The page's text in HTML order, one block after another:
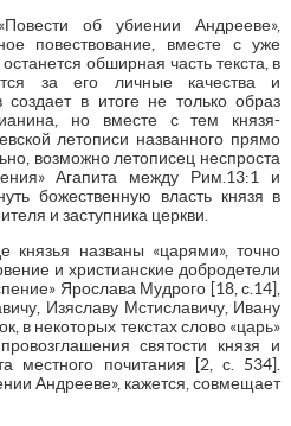
об убиении Андрееве»,
повествование, вместе с уже
обширная часть текста, в
за его личные качества и
создает в итоге не только образ
но вместе с тем князя-
летописи названного прямо
возможно летописец неспроста
Агапита между Рим.13:1 и
божественную власть князя в
и заступника церкви.
князья названы «царями», точно
и христианские добродетели
Ярослава Мудрого [18, с.14],
Изяславу Мстиславичу, Ивану
в некоторых текстах слово «царь»
святости князя и
местного почитания [2, с. 534].
Андрееве», кажется, совмещает